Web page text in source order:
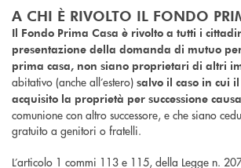
A CHI È RIVOLTO IL FONDO
Il Fondo Prima Casa è rivolto a tutti i
presentazione della domanda di mutuo
prima casa, non siano proprietari di altri
abitativo (anche all’estero) salvo il caso in cui
acquisito la proprietà per successione
comunione con altro successore, e che siano
gratuito a genitori o fratelli.
L’articolo 1 commi 113 e 115, della Legge n.